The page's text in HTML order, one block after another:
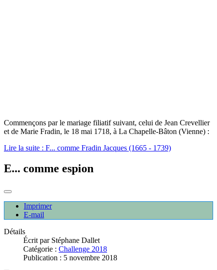
Commençons par le mariage filiatif suivant, celui de Jean Crevellier
et de Marie Fradin, le 18 mai 1718, à La Chapelle-Bâton (Vienne) :
Lire la suite : F... comme Fradin Jacques (1665 - 1739)
E... comme espion
Imprimer
E-mail
Détails
Écrit par Stéphane Dallet
Catégorie : Challenge 2018
Publication : 5 novembre 2018